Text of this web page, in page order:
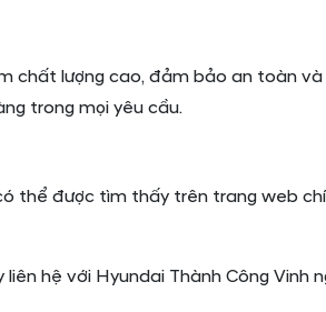
chất lượng cao, đảm bảo an toàn
trong mọi yêu cầu.
thể được tìm thấy trên trang web
hệ với Hyundai Thành Công Vinh